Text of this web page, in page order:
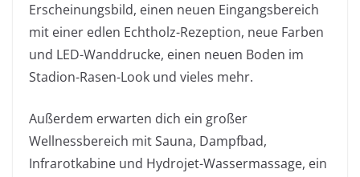
Erscheinungsbild, einen neuen Eingangsbereich
mit einer edlen Echtholz-Rezeption, neue Farben
und LED-Wanddrucke, einen neuen Boden im
Stadion-Rasen-Look und vieles mehr.
Außerdem erwarten dich ein großer
Wellnessbereich mit Sauna, Dampfbad,
Infrarotkabine und Hydrojet-Wassermassage, ein